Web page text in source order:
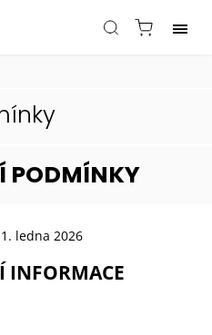
PODMÍNKY
1. ledna 2026
INFORMACE